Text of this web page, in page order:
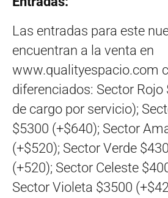
Las entradas para este
encuentran a la venta en
www.qualityespacio.com
diferenciados: Sector Rojo
de cargo por servicio);
$5300 (+$640); Sector
(+$520); Sector Verde
(+520); Sector Celeste
Sector Violeta $3500